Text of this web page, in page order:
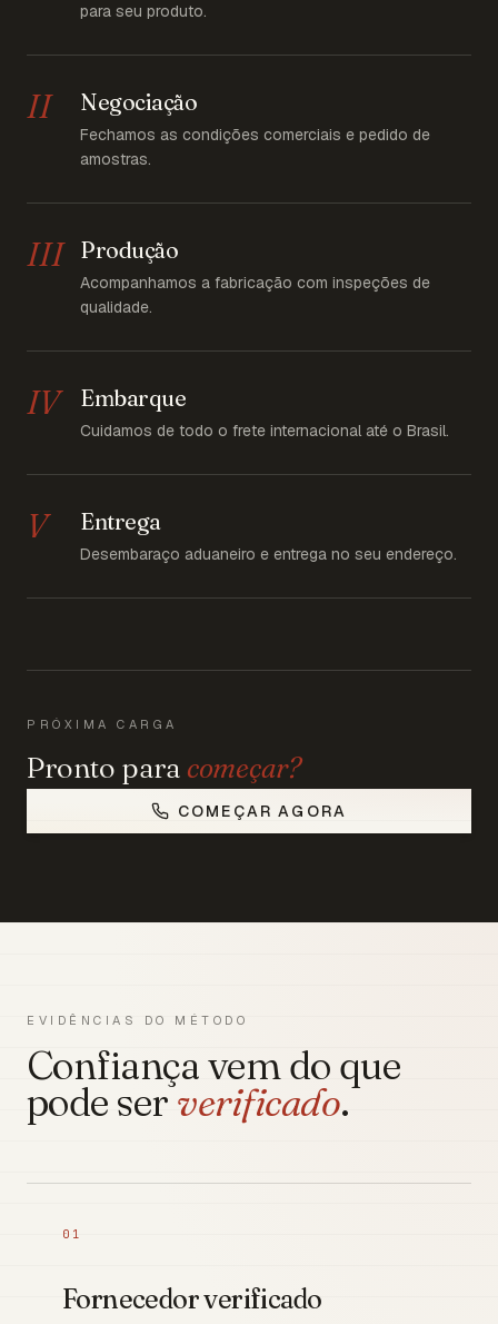
para seu produto.
II Negociação
Fechamos as condições comerciais e pedido de
amostras.
III Produção
Acompanhamos a fabricação com inspeções de
qualidade.
IV Embarque
Cuidamos de todo o frete internacional até o Brasil.
V Entrega
Desembaraço aduaneiro e entrega no seu endereço.
PRÓXIMA CARGA
Pronto para começar?
COMEÇAR AGORA
EVIDÊNCIAS DO MÉTODO
Confiança vem do que
pode serverificado.
01
Fornecedor verificado